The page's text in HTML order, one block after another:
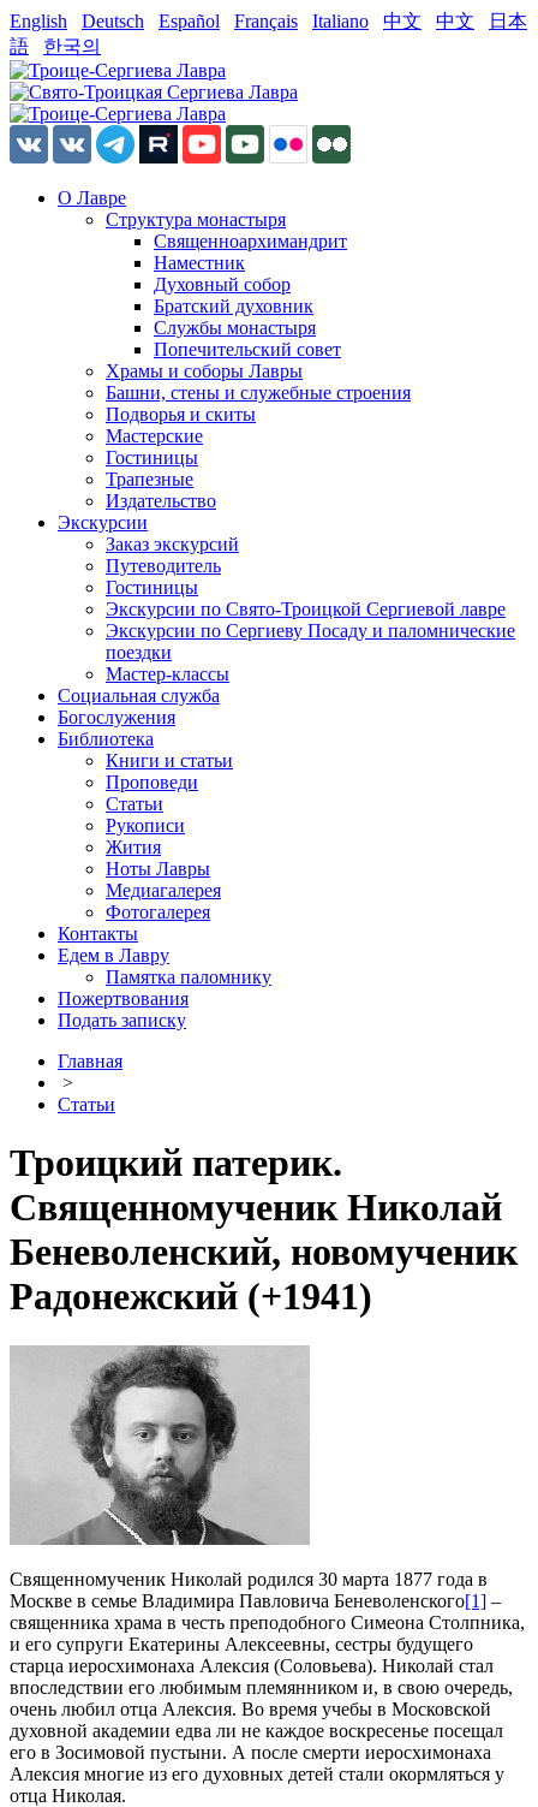
English Deutsch Español Français Italiano 中文 中文
日本
語
한국의
О Лавре
Структура монастыря
Священноархимандрит
Наместник
Духовный собор
Братский духовник
Службы монастыря
Попечительский совет
Храмы и соборы Лавры
Башни, стены и служебные строения
Подворья и скиты
Мастерские
Гостиницы
Трапезные
Издательство
Экскурсии
Заказ экскурсий
Путеводитель
Гостиницы
Экскурсии по Свято-Троицкой Сергиевой лавре
Экскурсии по Сергиеву Посаду и паломнические
поездки
Мастер-классы
Социальная служба
Богослужения
Библиотека
Книги и статьи
Проповеди
Статьи
Рукописи
Жития
Ноты Лавры
Медиагалерея
Фотогалерея
Контакты
Едем в Лавру
Памятка паломнику
Пожертвования
Подать записку
Главная
>
Статьи
Троицкий патерик.
Священномученик Николай
Беневоленский, новомученик
Радонежский (+1941)
Священномученик Николай родился 30 марта 1877 года в
Москве в семье Владимира Павловича Беневоленского[1] –
священника храма в честь преподобного Симеона Столпника,
и его супруги Екатерины Алексеевны, сестры будущего
старца иеросхимонаха Алексия (Соловьева). Николай стал
впоследствии его любимым племянником и, в свою очередь,
очень любил отца Алексия. Во время учебы в Московской
духовной академии едва ли не каждое воскресенье посещал
его в Зосимовой пустыни. А после смерти иеросхимонаха
Алексия многие из его духовных детей стали окормляться у
отца Николая.